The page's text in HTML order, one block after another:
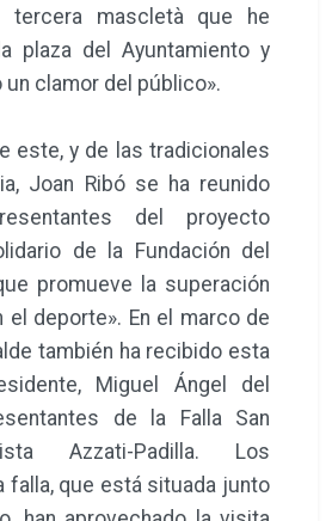
tercera mascletà que he
plaza del Ayuntamiento y
un clamor del público».
este, y de las tradicionales
Joan Ribó se ha reunido
del proyecto
de la Fundación del
promueve la superación
deporte». En el marco de
también ha recibido esta
Miguel Ángel del
de la Falla San
Azzati-Padilla. Los
falla, que está situada junto